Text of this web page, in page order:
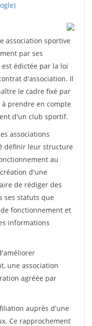
association sportive
par ses
édictée par la loi
d'association. Il
le cadre fixé par
prendre en compte
d'un club sportif.
associations
définir leur structure
au
d'une
de rédiger des
ses statuts que
fonctionnement et
informations
une association
agréée par
auprès d'une
Ce rapprochement